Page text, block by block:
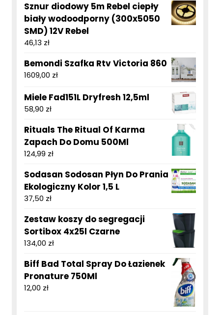
Sznur diodowy 5m Rebel ciepły
biały wodoodporny (300x5050
SMD) 12V Rebel
46,13 zł
Bemondi Szafka Rtv Victoria 860
1609,00 zł
Miele Fad151L Dryfresh 12,5ml
58,90 zł
Rituals The Ritual Of Karma
Zapach Do Domu 500Ml
124,99 zł
Sodasan Sodosan Płyn Do Prania
Ekologiczny Kolor 1,5 L
37,50 zł
Zestaw koszy do segregacji
Sortibox 4x25l Czarne
134,00 zł
Biff Bad Total Spray Do Łazienek
Pronature 750Ml
12,00 zł